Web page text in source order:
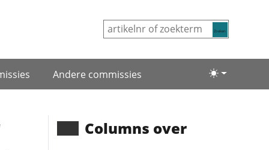
Lichte/
Andere commissies
Columns over